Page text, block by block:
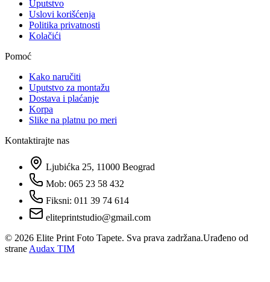
Uputstvo
Uslovi korišćenja
Politika privatnosti
Kolačići
Pomoć
Kako naručiti
Uputstvo za montažu
Dostava i plaćanje
Korpa
Slike na platnu po meri
Kontaktirajte nas
Ljubićka 25, 11000 Beograd
Mob: 065 23 58 432
Fiksni: 011 39 74 614
eliteprintstudio@gmail.com
© 2026 Elite Print Foto Tapete. Sva prava zadržana.Urađeno od
strane Audax TIM